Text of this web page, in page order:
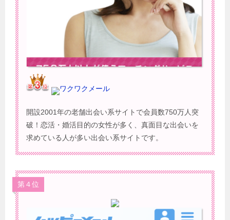
ワクワクメール
開設2001年の老舗出会い系サイトで会員数750万人突
破！恋活・婚活目的の女性が多く、真面目な出会いを
求めている人が多い出会い系サイトです。
第４位